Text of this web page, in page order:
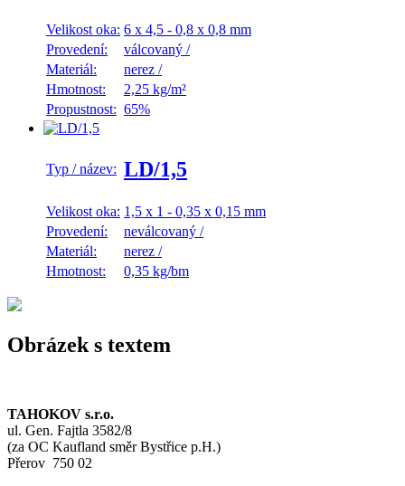
Velikost oka: 6 x 4,5 - 0,8 x 0,8 mm
Provedení:
válcovaný /
Materiál:
nerez /
Hmotnost:
2,25 kg/m²
Propustnost: 65%
Typ / název: LD/1,5
Velikost oka: 1,5 x 1 - 0,35 x 0,15 mm
Provedení:
neválcovaný /
Materiál:
nerez /
Hmotnost:
0,35 kg/bm
Obrázek s textem
TAHOKOV s.r.o.
ul. Gen. Fajtla 3582/8
(za OC Kaufland směr Bystřice p.H.)
Přerov 750 02